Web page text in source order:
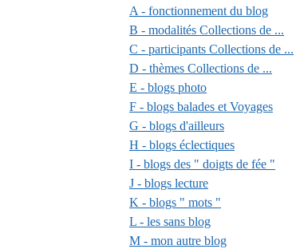
A - fonctionnement du blog
B - modalités Collections de ...
C - participants Collections de ...
D - thèmes Collections de ...
E - blogs photo
F - blogs balades et Voyages
G - blogs d'ailleurs
H - blogs éclectiques
I - blogs des " doigts de fée "
J - blogs lecture
K - blogs " mots "
L - les sans blog
M - mon autre blog